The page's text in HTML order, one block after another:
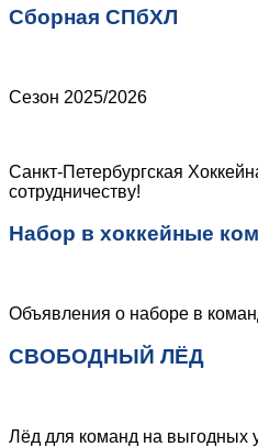
Сборная СПбХЛ
Сезон 2025/2026
Санкт-Петербургская
сотрудничеству!
Набор в хоккейные
Объявления о наборе в
СВОБОДНЫЙ ЛЁД
Лёд для команд на выгодных